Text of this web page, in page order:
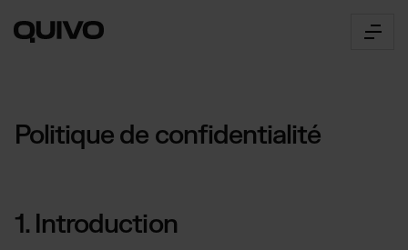
Fulfillment
TOUS LES SERVICES :
monde
Toutes les fonctionnalités
Politique de confidentialité
1. Introduction